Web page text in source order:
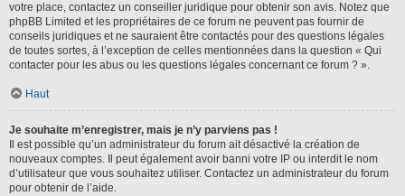
votre place, contactez un conseiller juridique pour obtenir son avis. Notez que
phpBB Limited et les propriétaires de ce forum ne peuvent pas fournir de
conseils juridiques et ne sauraient être contactés pour des questions légales
de toutes sortes, à l’exception de celles mentionnées dans la question « Qui
contacter pour les abus ou les questions légales concernant ce forum ? ».
Haut
Je souhaite m’enregistrer, mais je n’y parviens pas !
Il est possible qu’un administrateur du forum ait désactivé la création de
nouveaux comptes. Il peut également avoir banni votre IP ou interdit le nom
d’utilisateur que vous souhaitez utiliser. Contactez un administrateur du forum
pour obtenir de l’aide.